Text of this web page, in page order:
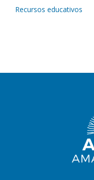
Recursos educativos